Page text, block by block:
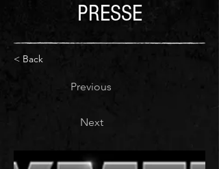
PRESSE
< Back
Previous
Next